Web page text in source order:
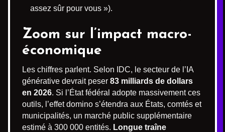
assez sûr pour vous »).
Zoom sur l’impact macro-
économique
Les chiffres parlent. Selon IDC, le secteur de l’IA
générative devrait peser 83 milliards de dollars
en 2026. Si l’État fédéral adopte massivement ces
outils, l’effet domino s’étendra aux États, comtés et
municipalités, un marché public supplémentaire
estimé à 300 000 entités. Longue traîne